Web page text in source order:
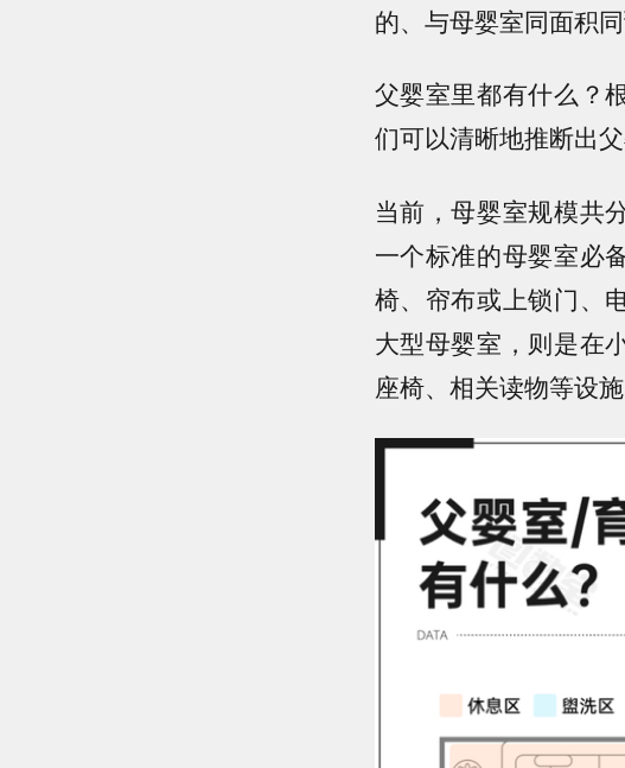
的、与母婴室同面积
父婴室里都有什么？
们可以清晰地推断出
当前，母婴室规模共
一个标准的母婴室必
椅、帘布或上锁门、
大型母婴室，则是在
座椅、相关读物等设